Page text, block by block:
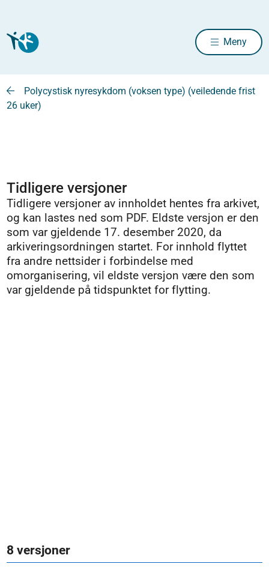
Meny
Polycystisk nyresykdom (voksen type) (veiledende frist
26 uker)
Tidligere versjoner
Tidligere versjoner av innholdet hentes fra arkivet,
og kan lastes ned som PDF. Eldste versjon er den
som var gjeldende 17. desember 2020, da
arkiveringsordningen startet. For innhold flyttet
fra andre nettsider i forbindelse med
omorganisering, vil eldste versjon være den som
var gjeldende på tidspunktet for flytting.
8 versjoner